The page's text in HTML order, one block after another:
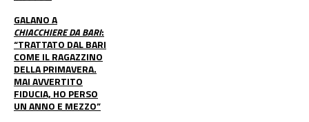
GALANO A
CHIACCHIERE DA BARI:
“TRATTATO DAL BARI
COME IL RAGAZZINO
DELLA PRIMAVERA.
MAI AVVERTITO
FIDUCIA, HO PERSO
UN ANNO E MEZZO”